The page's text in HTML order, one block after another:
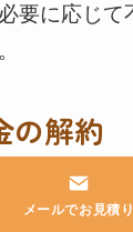
要に応じて
の解約
メールでお見積り